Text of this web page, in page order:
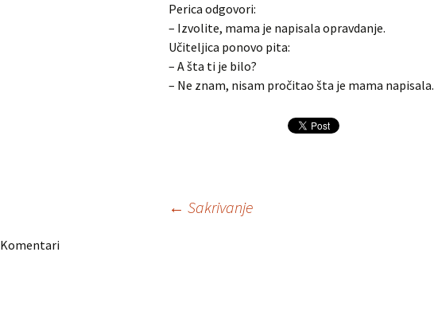
Perica odgovori:
– Izvolite, mama je napisala opravdanje.
Učiteljica ponovo pita:
– A šta ti je bilo?
– Ne znam, nisam pročitao šta je mama napisala.
Navigacija
← Sakrivanje
Komentari